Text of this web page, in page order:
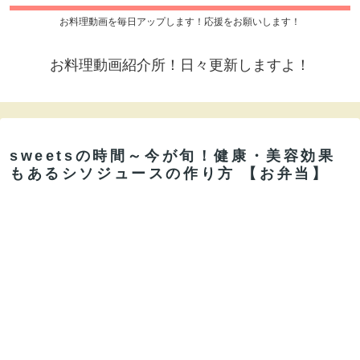
お料理動画を毎日アップします！応援をお願いします！
お料理動画紹介所！日々更新しますよ！
sweetsの時間～今が旬！健康・美容効果
もあるシソジュースの作り方 【お弁当】